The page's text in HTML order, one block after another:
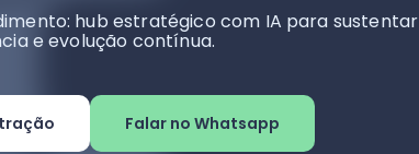
hub estratégico com IA para sustentar
e evolução contínua.
Falar no Whatsapp